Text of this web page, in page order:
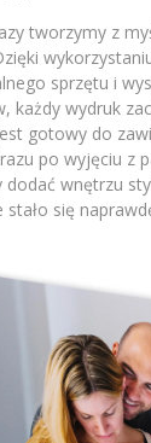
tworzymy z
sprzętu i
każdy wydruk
gotowy do
po wyjęciu z
dodać wnętrzu
stało się